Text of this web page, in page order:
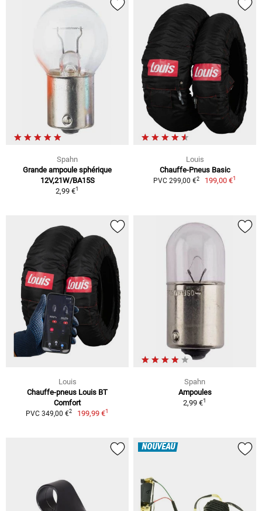
Spahn
Grande ampoule sphérique
12V,21W/BA15S
2,99 €1
Louis
Chauffe-Pneus Basic
PVC 299,00 €2 199,00 €1
Louis
Chauffe-pneus Louis BT
Comfort
PVC 349,00 €2 199,99 €1
Spahn
Ampoules
2,99 €1
NOUVEAU